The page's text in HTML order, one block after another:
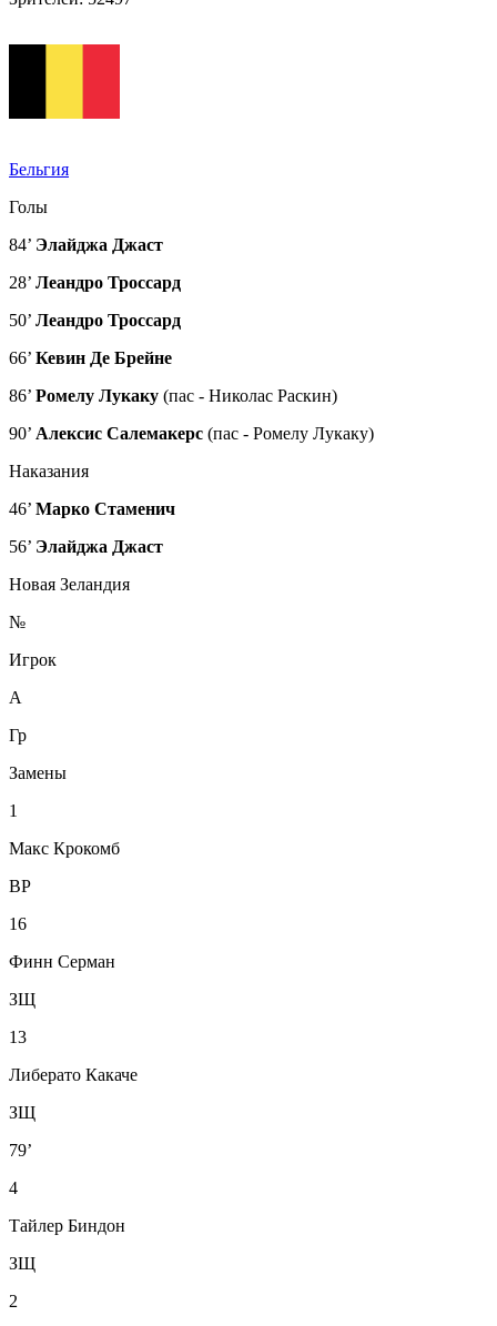
Бельгия
Голы
84’ Элайджа Джаст
28’ Леандро Троссард
50’ Леандро Троссард
66’ Кевин Де Брейне
86’ Ромелу Лукаку (пас - Николас Раскин)
90’ Алексис Салемакерс (пас - Ромелу Лукаку)
Наказания
46’ Марко Стаменич
56’ Элайджа Джаст
Новая Зеландия
№
Игрок
А
Гр
Замены
1
Макс Крокомб
ВР
16
Финн Серман
ЗЩ
13
Либерато Какаче
ЗЩ
79’
4
Тайлер Биндон
ЗЩ
2